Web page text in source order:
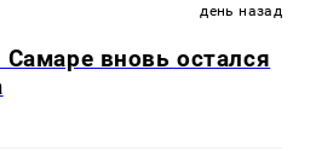
день назад
вновь остался